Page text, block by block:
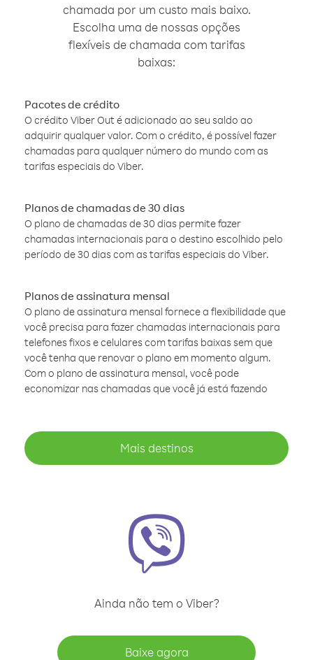
chamada por um custo mais baixo.
Escolha uma de nossas opções
flexíveis de chamada com tarifas
baixas:
Pacotes de crédito
O crédito Viber Out é adicionado ao seu saldo ao
adquirir qualquer valor. Com o crédito, é possível fazer
chamadas para qualquer número do mundo com as
tarifas especiais do Viber.
Planos de chamadas de 30 dias
O plano de chamadas de 30 dias permite fazer
chamadas internacionais para o destino escolhido pelo
período de 30 dias com as tarifas especiais do Viber.
Planos de assinatura mensal
O plano de assinatura mensal fornece a flexibilidade que
você precisa para fazer chamadas internacionais para
telefones fixos e celulares com tarifas baixas sem que
você tenha que renovar o plano em momento algum.
Com o plano de assinatura mensal, você pode
economizar nas chamadas que você já está fazendo
Mais destinos
Ainda não tem o Viber?
Baixe agora